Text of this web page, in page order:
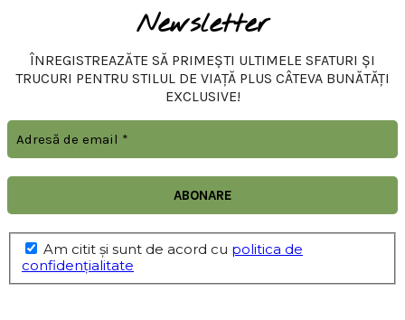
Newsletter
ÎNREGISTREAZĂTE SĂ PRIMEȘTI ULTIMELE SFATURI ȘI
TRUCURI PENTRU STILUL DE VIAȚĂ PLUS CÂTEVA BUNĂTĂȚI
EXCLUSIVE!
Am citit şi sunt de acord cu politica de
confidențialitate